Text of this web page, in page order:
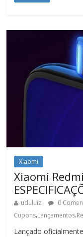
Xiaomi
Xiaomi
uduluiz
0
Cupons.Lançamentos.
Lançado